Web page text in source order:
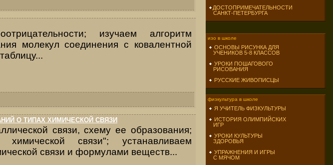
изучаем алгоритм
молекул соединения с ковалентной
О ТИПАХ ХИМИЧЕСКОЙ СВЯЗИ
связи, схему ее образования;
связи"; устанавливаем
связи и формулами веществ...
ДОСТОПРИМЕЧАТЕЛЬНОСТИ
САНКТ-ПЕТЕРБУРГА
изо в школе
ОСНОВЫ РИСУНКА ДЛЯ
УЧЕНИКОВ 5-8 КЛАССОВ
УРОКИ ПОШАГОВОГО
РИСОВАНИЯ
РУССКИЕ ЖИВОПИСЦЫ
физкультура в школе
Я УЧИТЕЛЬ ФИЗКУЛЬТУРЫ
ИСТОРИЯ ОЛИМПИЙСКИХ
ИГР
УРОКИ КУЛЬТУРЫ
ЗДОРОВЬЯ
УПРАЖНЕНИЯ И ИГРЫ
С МЯЧОМ